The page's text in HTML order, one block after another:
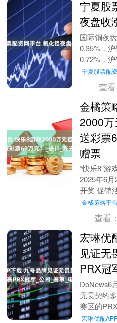
宁夏股
夜盘收
国际铜夜
0.35%，
0.72%，
0.70%，
涨....
宁夏股票配
查
金橘策
2000万
送彩票
赠票
“快乐8”游
2025年6
开奖 促销
元 一起来
金橘策略平台
查看：
宏琳优
见证无
PRX冠
DoNews6
无畏契约
赛区的
史首个国
宏琳优配